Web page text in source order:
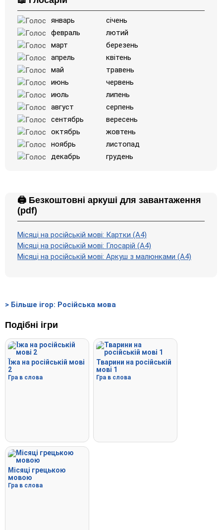
январь
січень
февраль
лютий
март
березень
апрель
квітень
май
травень
июнь
червень
июль
липень
август
серпень
сентябрь
вересень
октябрь
жовтень
ноябрь
листопад
декабрь
грудень
🖨️ Безкоштовні аркуші для завантаження
(pdf)
Місяці на російській мові: Картки (A4)
Місяці на російській мові: Глосарій (A4)
Місяці на російській мові: Аркуш з малюнками (А4)
> Більше ігор: Російська мова
Подібні ігри
Їжа на російській мові
2
Гра в слова
Тварини на російській
мові 1
Гра в слова
Місяці грецькою
мовою
Гра в слова